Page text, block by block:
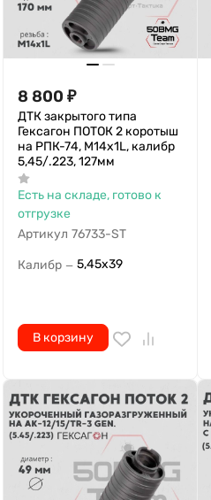
8 800 ₽
ДТК закрытого типа
Гексагон ПОТОК 2 коротыш
на РПК-74, М14х1L, калибр
5,45/.223, 127мм
Есть на складе, готово к
отгрузке
Артикул 76733-ST
Калибр — 5,45х39
В корзину